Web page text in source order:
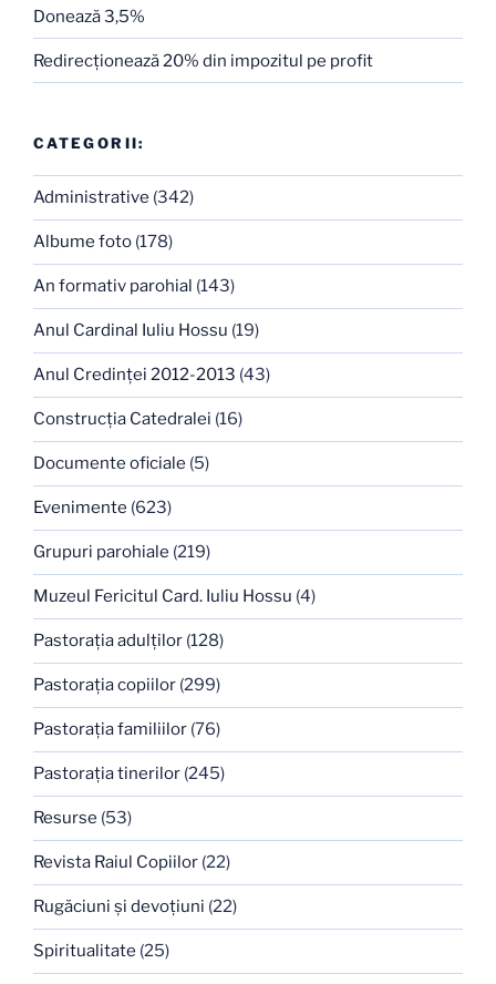
Donează 3,5%
Redirecţionează 20% din impozitul pe profit
CATEGORII:
Administrative (342)
Albume foto (178)
An formativ parohial (143)
Anul Cardinal Iuliu Hossu (19)
Anul Credinţei 2012-2013 (43)
Construcţia Catedralei (16)
Documente oficiale (5)
Evenimente (623)
Grupuri parohiale (219)
Muzeul Fericitul Card. Iuliu Hossu (4)
Pastoraţia adulţilor (128)
Pastoraţia copiilor (299)
Pastoraţia familiilor (76)
Pastoraţia tinerilor (245)
Resurse (53)
Revista Raiul Copiilor (22)
Rugăciuni şi devoţiuni (22)
Spiritualitate (25)